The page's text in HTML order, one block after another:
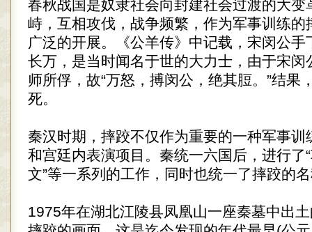
春秋战国是奴隶社会向封建社会过渡的大变
峙，互相攻伐，战争频繁，作为军事训练的
广泛的开展。《公羊传》中记载，宋闵公手
长万，是当时闻名于世的大力士，由于宋闵
师所俘，故“万怒，搏闵公，绝其脰。”结果
死。
秦汉时期，摔跤不仅作为重要的一种军事训
和宫廷内表演项目。秦统一六国后，进行了
文”等一系列的工作，同时也统一了摔跤的名
1975年在湖北江陵县凤凰山一座秦墓中出